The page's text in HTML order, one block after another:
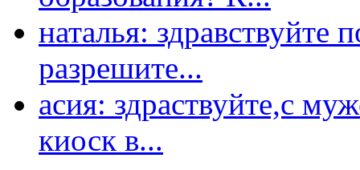
наталья: здравствуйте
разрешите...
асия: здраствуйте,с
киоск в...